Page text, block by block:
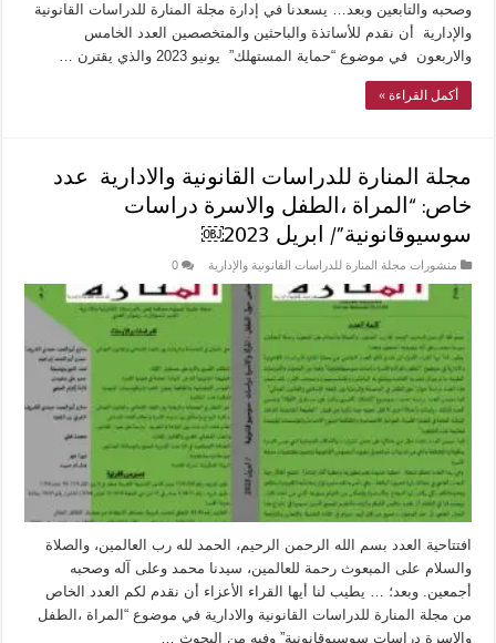
وصحبه والتابعين وبعد… يسعدنا في إدارة مجلة المنارة للدراسات القانونية
والإدارية أن نقدم للأساتذة والباحثين والمتخصصين العدد الخامس
والاربعون في موضوع “حماية المستهلك” يونيو 2023 والذي يقترن …
أكمل القراءة »
مجلة المنارة للدراسات القانونية والادارية عدد
خاص: “المراة ،الطفل والاسرة دراسات
سوسيوقانونية”/ ابريل 2023￼
منشورات مجلة المنارة للدراسات القانونية والإدارية 0
افتتاحية العدد بسم الله الرحمن الرحيم، الحمد لله رب العالمين، والصلاة
والسلام على المبعوث رحمة للعالمين، سيدنا محمد وعلى آله وصحبه
أجمعين. وبعد؛ … يطيب لنا أيها القراء الأعزاء أن نقدم لكم العدد الخاص
من مجلة المنارة للدراسات القانونية والادارية في موضوع “المراة ،الطفل
والاسرة دراسات سوسيوقانونية” وفيه من البحوث …